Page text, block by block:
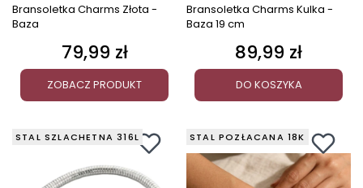
Bransoletka Charms Złota -
Baza
Cena
79,99 zł
ZOBACZ PRODUKT
Bransoletka Charms Kulka -
Baza 19 cm
Cena
89,99 zł
DO KOSZYKA
STAL SZLACHETNA 316L STAL POZŁACANA 18K